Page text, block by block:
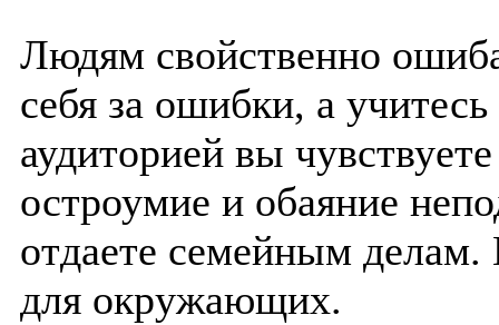
Людям свойственно
себя за ошибки, а
аудиторией вы
остроумие и обаяние
отдаете семейным делам.
для окружающих.